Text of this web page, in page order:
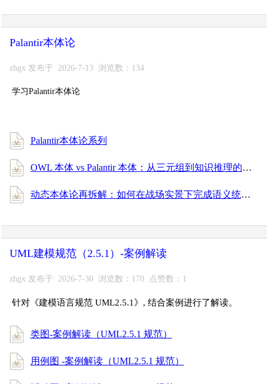
Palantir本体论
zhgx 发布于 2026-7-13 浏览数：134
学习Palantir本体论
Palantir本体论系列
OWL 本体 vs Palantir 本体：从三元组到知识推理的全面进阶指南
动态本体论再拆解：如何在战场实景下完成语义统一与消歧？
UML建模规范（2.5.1）-案例解读
zhgx 发布于 2026-7-30 浏览数：170 点赞数：1
针对《建模语言规范 UML2.5.1》, 结合案例进行了解读。
类图-案例解读（UML2.5.1 规范）
用例图 -案例解读（UML2.5.1 规范）